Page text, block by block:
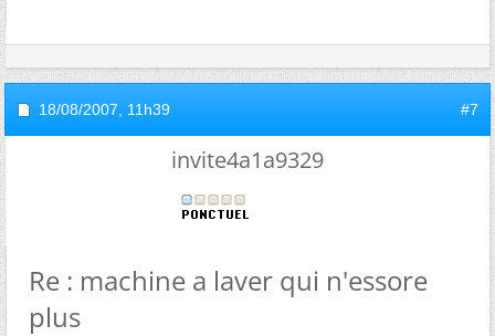
18/08/2007, 11h39 #7
invite4a1a9329
Re : machine a laver qui n'essore
plus